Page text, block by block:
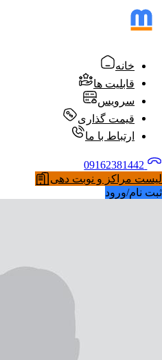
خانه
قابلیت ها
سرویس
قیمت گذاری
ارتباط با ما
لیست مراکز و نوبت دهی
ثبت نام/ورود